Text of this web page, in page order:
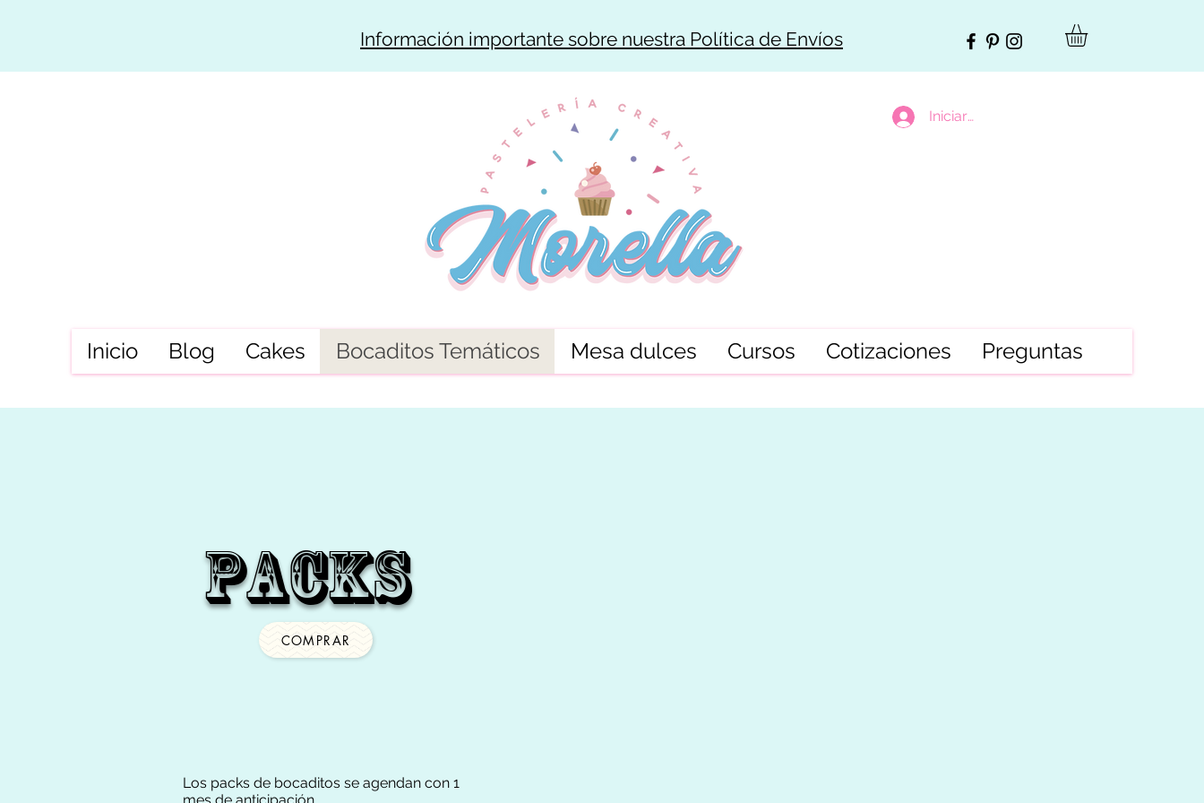
Iniciar sesión
Packs
Los packs de bocaditos se agendan con 1
COMPRAR
Información importante sobre nuestra Política de Envíos
Inicio Blog Cakes Bocaditos Temáticos Mesa dulces Cursos Cotizaciones Preguntas